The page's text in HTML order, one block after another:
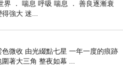
界 ． 喘息 呼吸 喘息 ． 善良逐漸衰
強大 迷...
色微收 由光綴點七星 一年一度的痕跡
著大三角 整夜如幕 ...